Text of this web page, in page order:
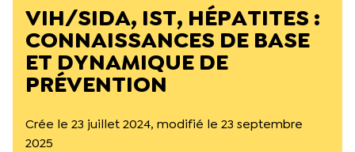
Notre documentation
Ressources pour les parents
Podcast 🎙️
Webinaires
Rapports d’activité et financiers
Projets réalisés avec nos partenaires
VIH/SIDA, IST, HÉPATITES :
CONNAISSANCES DE BASE
ET DYNAMIQUE DE
PRÉVENTION
Crée le 23 juillet 2024, modifié le 23 septembre
2025